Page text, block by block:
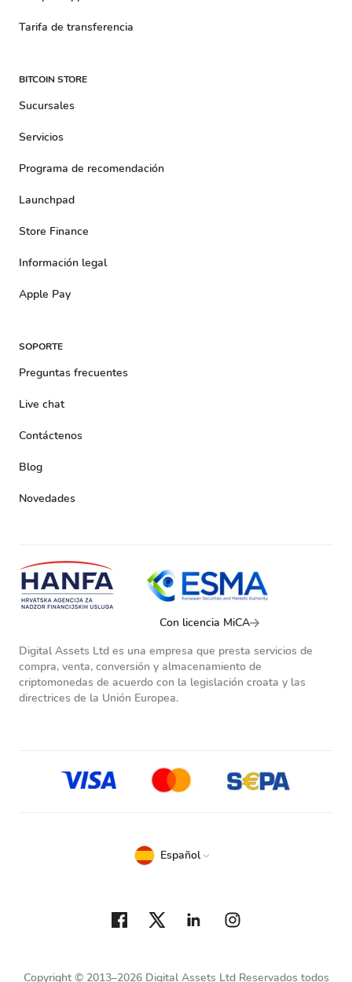
Tarifa de transferencia
BITCOIN STORE
Sucursales
Servicios
Programa de recomendación
Launchpad
Store Finance
Información legal
Apple Pay
SOPORTE
Preguntas frecuentes
Live chat
Contáctenos
Blog
Novedades
Con licencia MiCA
Digital Assets Ltd es una empresa que presta servicios de
compra, venta, conversión y almacenamiento de
criptomonedas de acuerdo con la legislación croata y las
directrices de la Unión Europea.
Copyright © 2013–2026 Digital Assets Ltd Reservados todos
Español